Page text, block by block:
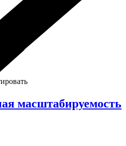
масштабируемость